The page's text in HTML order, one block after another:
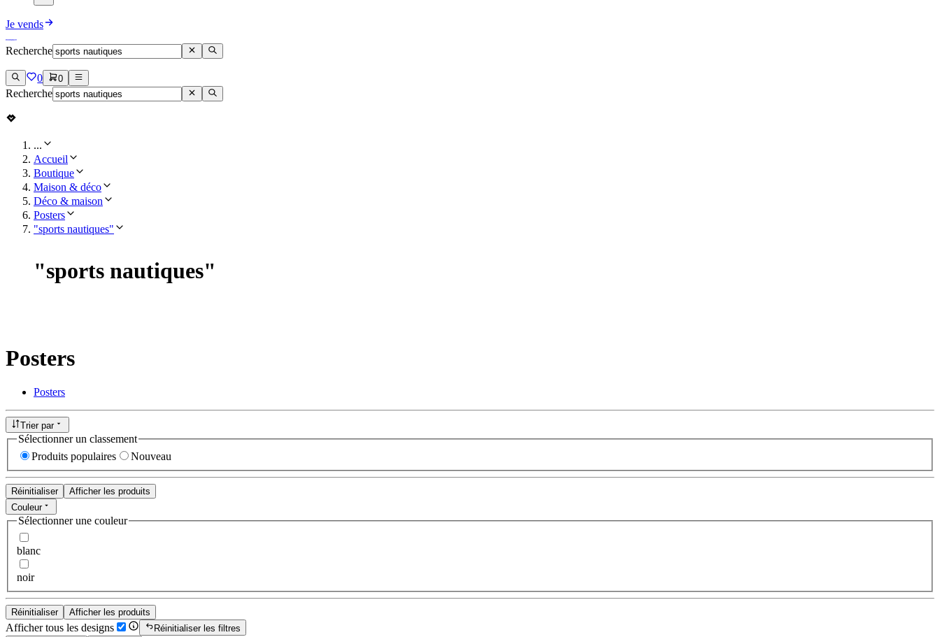
Je vends
Recherche
0 0
Recherche
...
Accueil
Boutique
Maison & déco
Déco & maison
Posters
"sports nautiques"
"sports nautiques"
Posters
Posters
Trier par
Sélectionner un classement
Produits populaires
Nouveau
Réinitialiser
Afficher les produits
Couleur
Sélectionner une couleur
blanc
noir
Réinitialiser Afficher les produits
Afficher tous les designs
Réinitialiser les filtres